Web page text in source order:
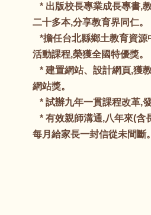
* 出版校長專業成長專書,
二十多本,分享教育界同仁。
*擔任台北縣鄉土教育資源
活動課程,榮獲全國特優獎。
* 建置網站、設計網頁,獲
網站獎。
* 試辦九年一貫課程改革,
* 有效親師溝通,八年來(含
每月給家長一封信從未間斷。